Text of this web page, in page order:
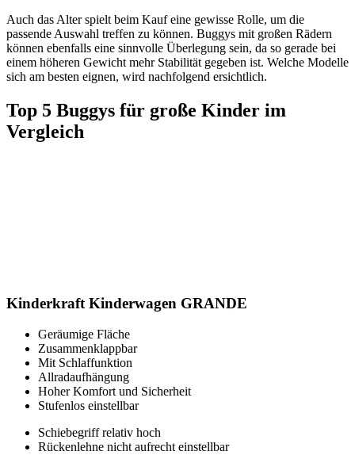
Auch das Alter spielt beim Kauf eine gewisse Rolle, um die
passende Auswahl treffen zu können. Buggys mit großen Rädern
können ebenfalls eine sinnvolle Überlegung sein, da so gerade bei
einem höheren Gewicht mehr Stabilität gegeben ist. Welche Modelle
sich am besten eignen, wird nachfolgend ersichtlich.
Top 5 Buggys für große Kinder im
Vergleich
Kinderkraft Kinderwagen GRANDE
Geräumige Fläche
Zusammenklappbar
Mit Schlaffunktion
Allradaufhängung
Hoher Komfort und Sicherheit
Stufenlos einstellbar
Schiebegriff relativ hoch
Rückenlehne nicht aufrecht einstellbar